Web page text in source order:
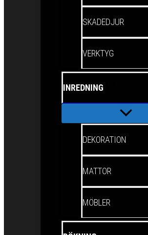
SKADEDJUR
VERKTYG
INREDNING
DEKORATION
MATTOR
MÖBLER